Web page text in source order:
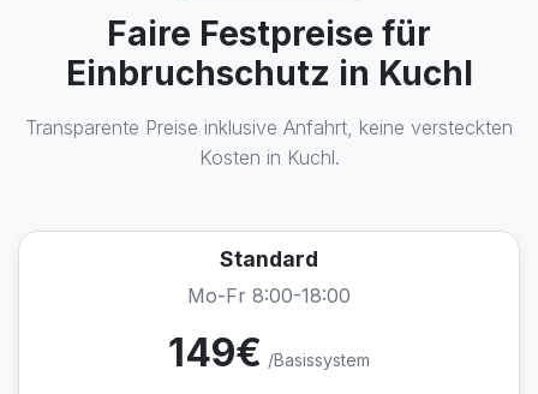
Faire Festpreise für
Einbruchschutz in Kuchl
Transparente Preise inklusive Anfahrt, keine versteckten
Kosten in Kuchl.
Standard
Mo-Fr 8:00-18:00
149€ /Basissystem